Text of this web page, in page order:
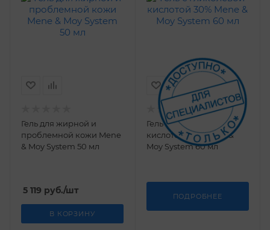
Гель для жирной и
проблемной кожи Mene
& Moy System 50 мл
5 119 руб./шт
В КОРЗИНУ
Гель с гликолевой
кислотой 30% Mene &
Moy System 60 мл
ПОДРОБНЕЕ